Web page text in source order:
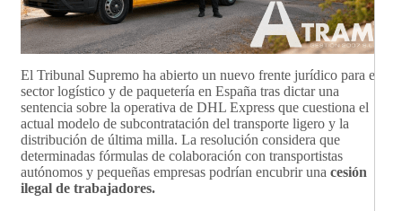
El Tribunal Supremo ha abierto un nuevo frente jurídico para el
sector logístico y de paquetería en España tras dictar una
sentencia sobre la operativa de DHL Express que cuestiona el
actual modelo de subcontratación del transporte ligero y la
distribución de última milla. La resolución considera que
determinadas fórmulas de colaboración con transportistas
autónomos y pequeñas empresas podrían encubrir una cesión
ilegal de trabajadores.